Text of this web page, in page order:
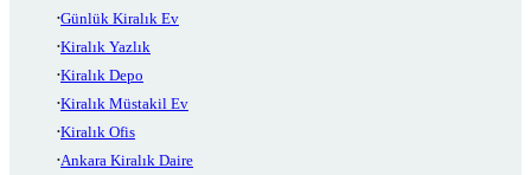
Günlük Kiralık Ev
Kiralık Yazlık
Kiralık Depo
Kiralık Müstakil Ev
Kiralık Ofis
Ankara Kiralık Daire